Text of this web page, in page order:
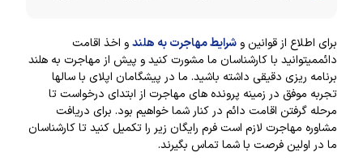
برای اطلاع از قوانین وشرایط مهاجرت به هلندو اخذ اقامت
دائممیتوانید با کارشناسان ما مشورت کنید و پیش از مهاجرت به هلند
برنامه ریزی دقیقی داشته باشید. ما در پیشگامان اپلای با سالها
تجربه موفق در زمینه پرونده های مهاجرت از ابتدای درخواست تا
مرحله گرفتن اقامت دائم در کنار شما خواهیم بود. برای دریافت
مشاوره مهاجرت لازم است فرم رایگان زیر را تکمیل کنید تا کارشناسان
ما در اولین فرصت با شما تماس بگیرند.